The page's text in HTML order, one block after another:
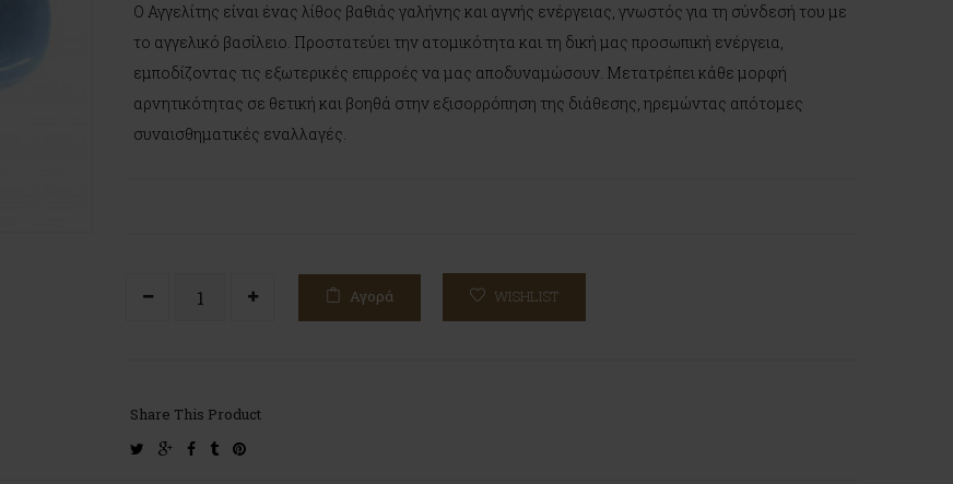
Ο Αγγελίτης είναι ένας λίθος βαθιάς γαλήνης και αγνής ενέργειας, γνωστός για τη σύνδεσή του με
το αγγελικό βασίλειο. Προστατεύει την ατομικότητα και τη δική μας προσωπική ενέργεια,
εμποδίζοντας τις εξωτερικές επιρροές να μας αποδυναμώσουν. Μετατρέπει κάθε μορφή
αρνητικότητας σε θετική και βοηθά στην εξισορρόπηση της διάθεσης, ηρεμώντας απότομες
συναισθηματικές εναλλαγές.
Αγορά WISHLIST
Share This Product
twittergoogle-facebook
tumblrpinterest